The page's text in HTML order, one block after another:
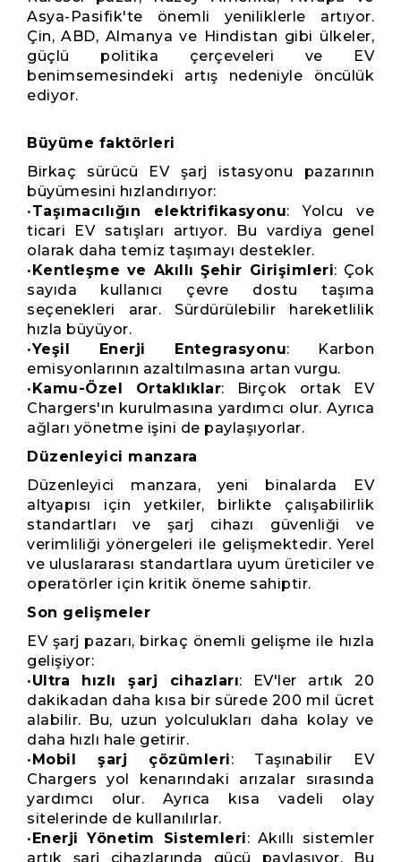
Asya-Pasifik'te önemli yeniliklerle artıyor.
Çin, ABD, Almanya ve Hindistan gibi ülkeler,
güçlü politika çerçeveleri ve EV
benimsemesindeki artış nedeniyle öncülük
ediyor.
Büyüme faktörleri
Birkaç sürücü EV şarj istasyonu pazarının
büyümesini hızlandırıyor:
•Taşımacılığın elektrifikasyonu: Yolcu ve
ticari EV satışları artıyor. Bu vardiya genel
olarak daha temiz taşımayı destekler.
•Kentleşme ve Akıllı Şehir Girişimleri: Çok
sayıda kullanıcı çevre dostu taşıma
seçenekleri arar. Sürdürülebilir hareketlilik
hızla büyüyor.
•Yeşil Enerji Entegrasyonu: Karbon
emisyonlarının azaltılmasına artan vurgu.
•Kamu-Özel Ortaklıklar: Birçok ortak EV
Chargers'ın kurulmasına yardımcı olur. Ayrıca
ağları yönetme işini de paylaşıyorlar.
Düzenleyici manzara
Düzenleyici manzara, yeni binalarda EV
altyapısı için yetkiler, birlikte çalışabilirlik
standartları ve şarj cihazı güvenliği ve
verimliliği yönergeleri ile gelişmektedir. Yerel
ve uluslararası standartlara uyum üreticiler ve
operatörler için kritik öneme sahiptir.
Son gelişmeler
EV şarj pazarı, birkaç önemli gelişme ile hızla
gelişiyor:
•Ultra hızlı şarj cihazları: EV'ler artık 20
dakikadan daha kısa bir sürede 200 mil ücret
alabilir. Bu, uzun yolculukları daha kolay ve
daha hızlı hale getirir.
•Mobil şarj çözümleri: Taşınabilir EV
Chargers yol kenarındaki arızalar sırasında
yardımcı olur. Ayrıca kısa vadeli olay
sitelerinde de kullanılırlar.
•Enerji Yönetim Sistemleri: Akıllı sistemler
artık şarj cihazlarında gücü paylaşıyor. Bu